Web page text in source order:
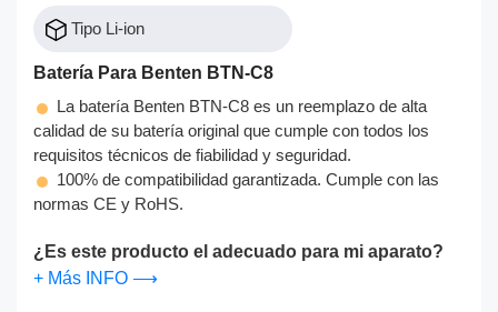
Tipo Li-ion
Batería Para Benten BTN-C8
La batería Benten BTN-C8 es un reemplazo de alta
calidad de su batería original que cumple con todos los
requisitos técnicos de fiabilidad y seguridad.
100% de compatibilidad garantizada. Cumple con las
normas CE y RoHS.
¿Es este producto el adecuado para mi aparato?
+ Más INFO ⟶